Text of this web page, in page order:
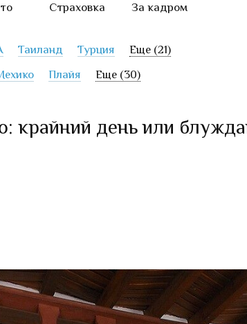
Страховка За кадром
Таиланд Турция
Еще (21)
Плайя Еще (30)
крайний день или